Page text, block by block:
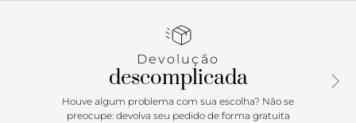
ponta, tem fecho em cadarços brancos e tag do nome da
Devolução
descomplicada
Houve algum problema com sua escolha? Não se
preocupe: devolva seu pedido de forma gratuita